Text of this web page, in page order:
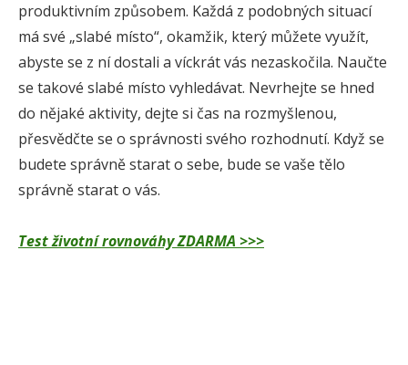
produktivním způsobem. Každá z podobných situací
má své „slabé místo“, okamžik, který můžete využít,
abyste se z ní dostali a víckrát vás nezaskočila. Naučte
se takové slabé místo vyhledávat. Nevrhejte se hned
do nějaké aktivity, dejte si čas na rozmyšlenou,
přesvědčte se o správnosti svého rozhodnutí. Když se
budete správně starat o sebe, bude se vaše tělo
správně starat o vás.
Test životní rovnováhy ZDARMA >>>